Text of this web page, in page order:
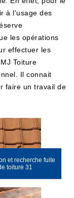
à l'usage des
les opérations
effectuer les
Toiture
Il connait
faire un travail de
et recherche fuite
toiture 31